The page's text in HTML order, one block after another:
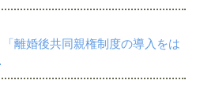
離婚後共同親権制度の導入をは